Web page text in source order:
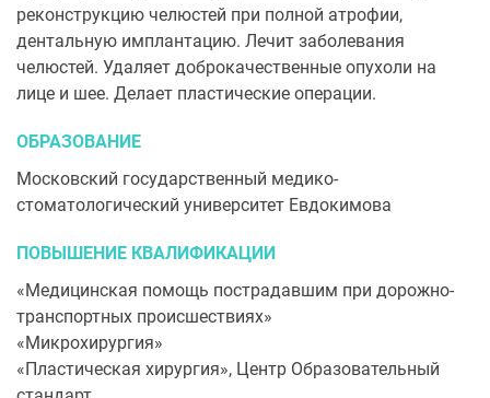
реконструкцию челюстей при полной атрофии,
дентальную имплантацию. Лечит заболевания
челюстей. Удаляет доброкачественные опухоли на
лице и шее. Делает пластические операции.
ОБРАЗОВАНИЕ
Московский государственный медико-
стоматологический университет Евдокимова
ПОВЫШЕНИЕ КВАЛИФИКАЦИИ
«Медицинская помощь пострадавшим при дорожно-
транспортных происшествиях»
«Микрохирургия»
«Пластическая хирургия», Центр Образовательный